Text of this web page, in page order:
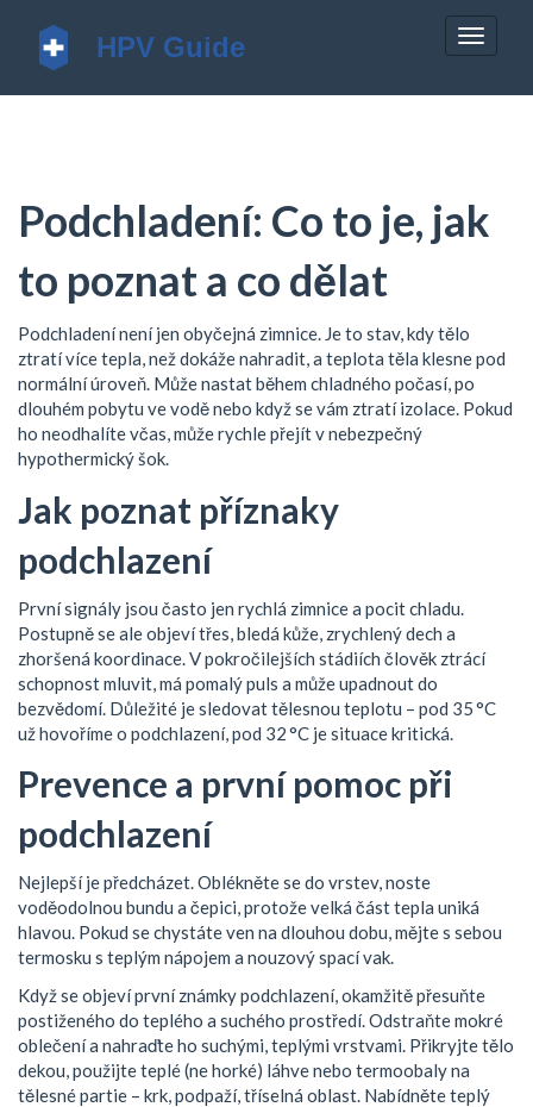
Podchladení: Co to je, jak
to poznat a co dělat
Podchladení není jen obyčejná zimnice. Je to stav, kdy tělo
ztratí více tepla, než dokáže nahradit, a teplota těla klesne pod
normální úroveň. Může nastat během chladného počasí, po
dlouhém pobytu ve vodě nebo když se vám ztratí izolace. Pokud
ho neodhalíte včas, může rychle přejít v nebezpečný
hypothermický šok.
Jak poznat příznaky
podchlazení
První signály jsou často jen rychlá zimnice a pocit chladu.
Postupně se ale objeví třes, bledá kůže, zrychlený dech a
zhoršená koordinace. V pokročilejších stádiích člověk ztrácí
schopnost mluvit, má pomalý puls a může upadnout do
bezvědomí. Důležité je sledovat tělesnou teplotu – pod 35 °C
už hovoříme o podchlazení, pod 32 °C je situace kritická.
Prevence a první pomoc při
podchlazení
Nejlepší je předcházet. Oblékněte se do vrstev, noste
voděodolnou bundu a čepici, protože velká část tepla uniká
hlavou. Pokud se chystáte ven na dlouhou dobu, mějte s sebou
termosku s teplým nápojem a nouzový spací vak.
Když se objeví první známky podchlazení, okamžitě přesuňte
postiženého do teplého a suchého prostředí. Odstraňte mokré
oblečení a nahraďte ho suchými, teplými vrstvami. Přikryjte tělo
dekou, použijte teplé (ne horké) láhve nebo termoobaly na
tělesné partie – krk, podpaží, tříselná oblast. Nabídněte teplý